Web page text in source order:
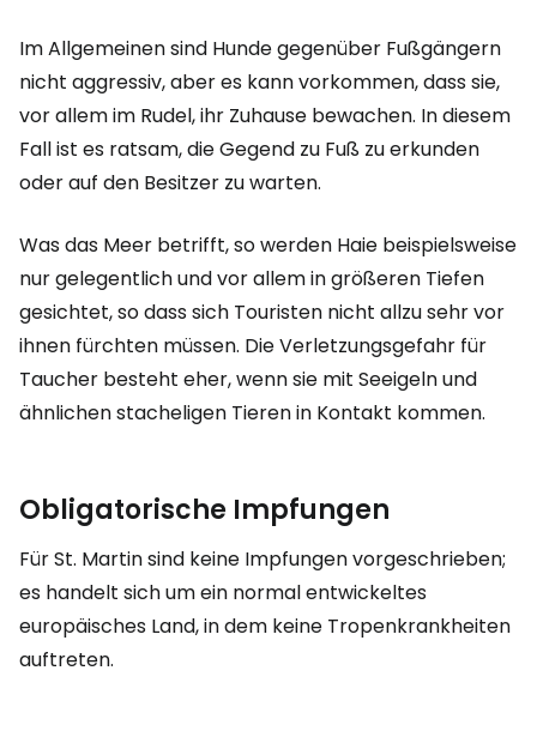
Im Allgemeinen sind Hunde gegenüber Fußgängern
nicht aggressiv, aber es kann vorkommen, dass sie,
vor allem im Rudel, ihr Zuhause bewachen. In diesem
Fall ist es ratsam, die Gegend zu Fuß zu erkunden
oder auf den Besitzer zu warten.
Was das Meer betrifft, so werden Haie beispielsweise
nur gelegentlich und vor allem in größeren Tiefen
gesichtet, so dass sich Touristen nicht allzu sehr vor
ihnen fürchten müssen. Die Verletzungsgefahr für
Taucher besteht eher, wenn sie mit Seeigeln und
ähnlichen stacheligen Tieren in Kontakt kommen.
Obligatorische Impfungen
Für St. Martin sind keine Impfungen vorgeschrieben;
es handelt sich um ein normal entwickeltes
europäisches Land, in dem keine Tropenkrankheiten
auftreten.